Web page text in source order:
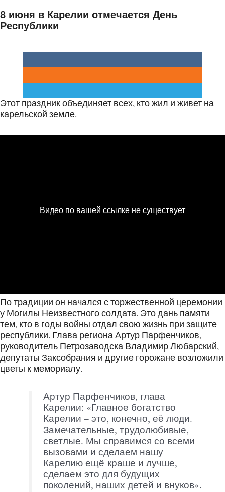
8 июня в Карелии отмечается День
Республики
Этот праздник объединяет всех, кто жил и живет на
карельской земле.
По традиции он начался с торжественной церемонии
у Могилы Неизвестного солдата. Это дань памяти
тем, кто в годы войны отдал свою жизнь при защите
республики. Глава региона Артур Парфенчиков,
руководитель Петрозаводска Владимир Любарский,
депутаты Заксобрания и другие горожане возложили
цветы к мемориалу.
Артур Парфенчиков, глава
Карелии: «Главное богатство
Карелии – это, конечно, её люди.
Замечательные, трудолюбивые,
светлые. Мы справимся со всеми
вызовами и сделаем нашу
Карелию ещё краше и лучше,
сделаем это для будущих
поколений, наших детей и внуков».